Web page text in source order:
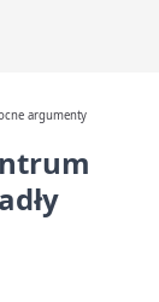
argumenty